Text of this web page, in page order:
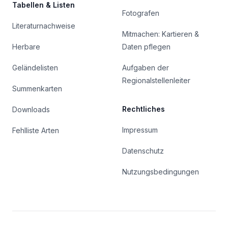
Tabellen & Listen
Literaturnachweise
Herbare
Geländelisten
Summenkarten
Downloads
Fehlliste Arten
Fotografen
Mitmachen: Kartieren &
Daten pflegen
Aufgaben der
Regionalstellenleiter
Rechtliches
Impressum
Datenschutz
Nutzungsbedingungen